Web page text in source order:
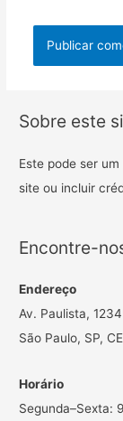
Sobre este
Este pode ser
site ou incluir
Encontre-
Endereço
Av. Paulista,
São Paulo, SP,
Horário
Segunda–Sexta: